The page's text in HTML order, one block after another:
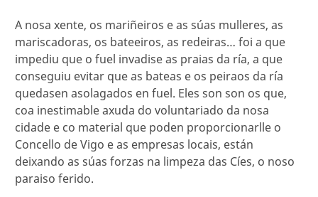
A nosa xente, os mariñeiros e as súas mulleres, as
mariscadoras, os bateeiros, as redeiras… foi a que
impediu que o fuel invadise as praias da ría, a que
conseguiu evitar que as bateas e os peiraos da ría
quedasen asolagados en fuel. Eles son son os que,
coa inestimable axuda do voluntariado da nosa
cidade e co material que poden proporcionarlle o
Concello de Vigo e as empresas locais, están
deixando as súas forzas na limpeza das Cíes, o noso
paraiso ferido.